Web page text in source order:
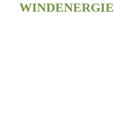
WINDENERGIE